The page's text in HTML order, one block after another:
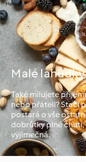
Menu
Malé
Také milujete
nebo přáteli? Stačí
postará o vše
dobrůtky plné chutí,
výjimečná.